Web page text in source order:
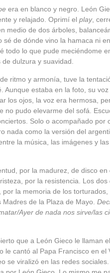
era en blanco y negro. León
y relajado. Oprimí el play,
medio de dos árboles,
sé de dónde vino la hamaca ni
todo lo que pude meciéndome
dulzura y suavidad.
ritmo y armonía, tuve la
Aunque estaba en la foto, su voz
los ojos, la voz era hermosa,
no pudo elevarme del sofá.
Solo o acompañado por
nada como la versión del
la música, las imágenes y
por la madurez, de disco
por la resistencia. Los dos
la memoria de los
de la Plaza de Mayo.
Ayer de nada nos sirve/las
que a León Gieco le llaman el
le cantó al Papa Francisco en el
se viralizó en las redes